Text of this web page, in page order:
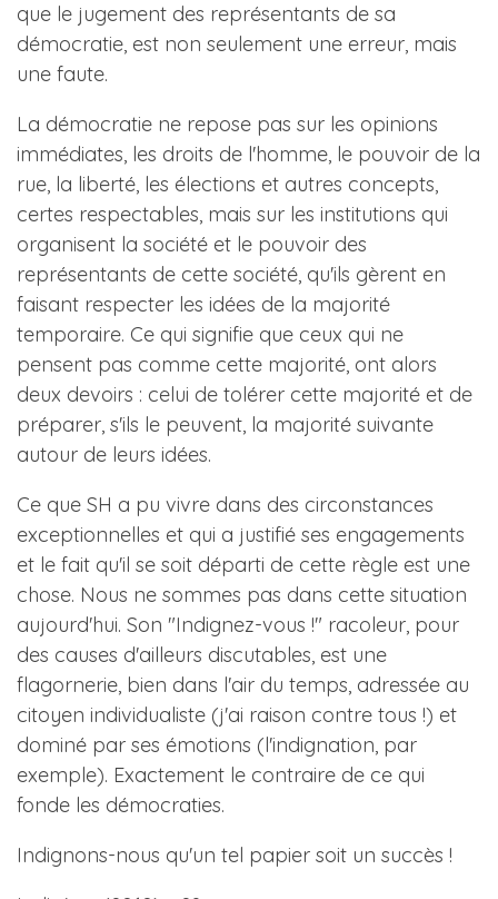
que le jugement des représentants de sa
démocratie, est non seulement une erreur, mais
une faute.
La démocratie ne repose pas sur les opinions
immédiates, les droits de l'homme, le pouvoir de la
rue, la liberté, les élections et autres concepts,
certes respectables, mais sur les institutions qui
organisent la société et le pouvoir des
représentants de cette société, qu'ils gèrent en
faisant respecter les idées de la majorité
temporaire. Ce qui signifie que ceux qui ne
pensent pas comme cette majorité, ont alors
deux devoirs : celui de tolérer cette majorité et de
préparer, s'ils le peuvent, la majorité suivante
autour de leurs idées.
Ce que SH a pu vivre dans des circonstances
exceptionnelles et qui a justifié ses engagements
et le fait qu'il se soit départi de cette règle est une
chose. Nous ne sommes pas dans cette situation
aujourd'hui. Son "Indignez-vous !" racoleur, pour
des causes d'ailleurs discutables, est une
flagornerie, bien dans l'air du temps, adressée au
citoyen individualiste (j'ai raison contre tous !) et
dominé par ses émotions (l'indignation, par
exemple). Exactement le contraire de ce qui
fonde les démocraties.
Indignons-nous qu'un tel papier soit un succès !